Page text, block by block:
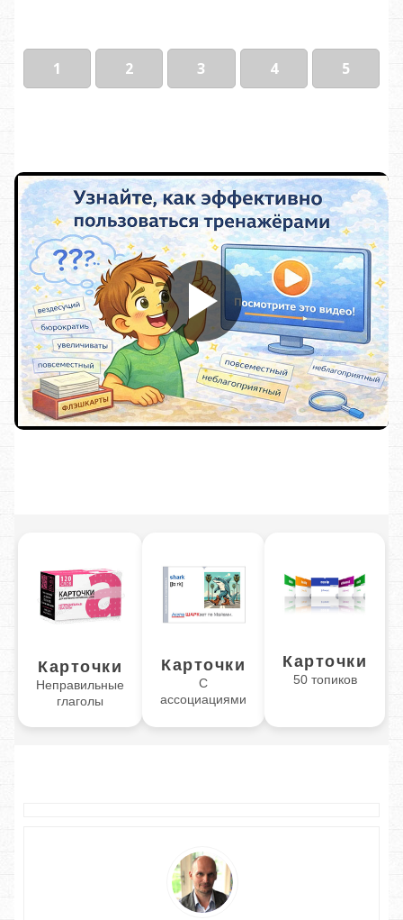
1 2 3 4 5
Карточки
Неправильные
глаголы
Карточки
С
ассоциациями
Карточки
50 топиков